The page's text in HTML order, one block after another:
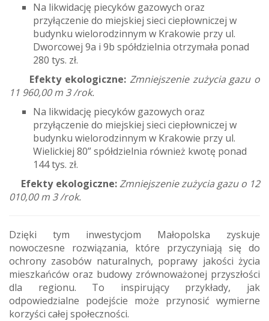
Na likwidację piecyków gazowych oraz
przyłączenie do miejskiej sieci ciepłowniczej w
budynku wielorodzinnym w Krakowie przy ul.
Dworcowej 9a i 9b spółdzielnia otrzymała ponad
280 tys. zł.
Efekty ekologiczne: Zmniejszenie zużycia gazu o
11 960,00 m 3 /rok.
Na likwidację piecyków gazowych oraz
przyłączenie do miejskiej sieci ciepłowniczej w
budynku wielorodzinnym w Krakowie przy ul.
Wielickiej 80” spółdzielnia również kwotę ponad
144 tys. zł.
Efekty ekologiczne:Zmniejszenie zużycia gazu o 12
010,00 m 3 /rok.
Dzięki tym inwestycjom Małopolska zyskuje
nowoczesne rozwiązania, które przyczyniają się do
ochrony zasobów naturalnych, poprawy jakości życia
mieszkańców oraz budowy zrównoważonej przyszłości
dla regionu. To inspirujący przykłady, jak
odpowiedzialne podejście może przynosić wymierne
korzyści całej społeczności.